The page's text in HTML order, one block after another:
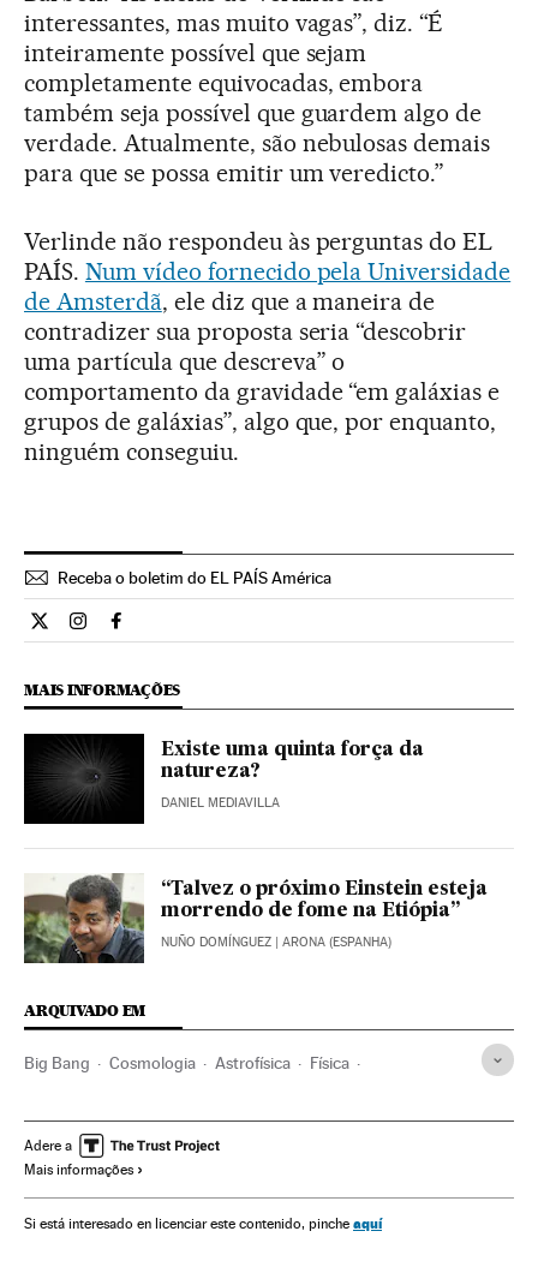
interessantes, mas muito vagas”, diz. “É
inteiramente possível que sejam
completamente equivocadas, embora
também seja possível que guardem algo de
verdade. Atualmente, são nebulosas demais
para que se possa emitir um veredicto.”
Verlinde não respondeu às perguntas do EL
PAÍS. Num vídeo fornecido pela Universidade
de Amsterdã, ele diz que a maneira de
contradizer sua proposta seria “descobrir
uma partícula que descreva” o
comportamento da gravidade “em galáxias e
grupos de galáxias”, algo que, por enquanto,
ninguém conseguiu.
Receba o boletim do EL PAÍS América
Ciencia El País Brasil en Twitter
Ciencia El País Brasil en Instagram
Ciencia El País Brasil en Facebook
MAIS INFORMAÇÕES
Existe uma quinta força da
natureza?
DANIEL MEDIAVILLA
“Talvez o próximo Einstein esteja
morrendo de fome na Etiópia”
NUÑO DOMÍNGUEZ | ARONA (ESPANHA)
ARQUIVADO EM
Big Bang Cosmologia Astrofísica Física
Adere a
Mais informações
Si está interesado en licenciar este contenido, pinche aquí